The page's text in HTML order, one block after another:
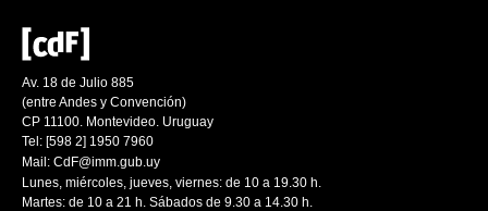
Av. 18 de Julio 885
(entre Andes y Convención)
CP 11100. Montevideo. Uruguay
Tel: [598 2] 1950 7960
Mail: CdF@imm.gub.uy
Lunes, miércoles, jueves, viernes: de 10 a 19.30 h.
Martes: de 10 a 21 h. Sábados de 9.30 a 14.30 h.